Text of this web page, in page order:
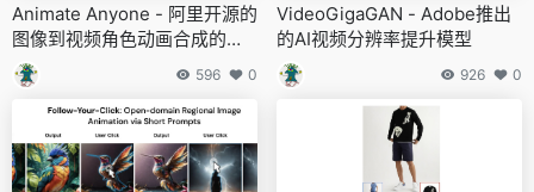
Animate Anyone - 阿里开源的
图像到视频角色动画合成的框
架
596 0
VideoGigaGAN - Adobe推出
的AI视频分辨率提升模型
926 0